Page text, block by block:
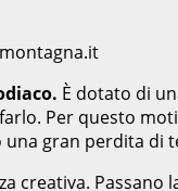
È dotato di
Per questo
gran perdita di
creativa.